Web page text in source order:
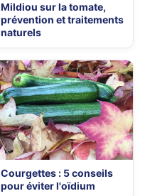
Mildiou sur la tomate,
prévention et traitements
naturels
Courgettes : 5 conseils
pour éviter l'oïdium